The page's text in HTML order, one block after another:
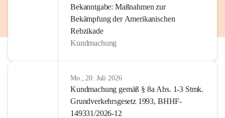
Bekanntgabe: Maßnahmen zur
Bekämpfung der Amerikanischen
Rebzikade
Kundmachung
Mo., 20. Juli 2026
Kundmachung gemäß § 8a Abs. 1-3 Stmk.
Grundverkehrsgesetz 1993, BHHF-
149331/2026-12